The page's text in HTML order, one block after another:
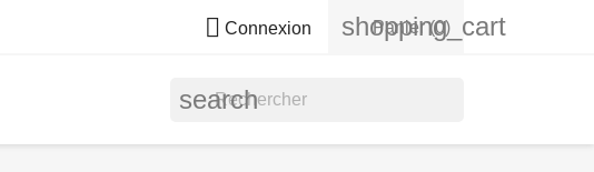
 Connexion shopping_cart
Panier (0)
search